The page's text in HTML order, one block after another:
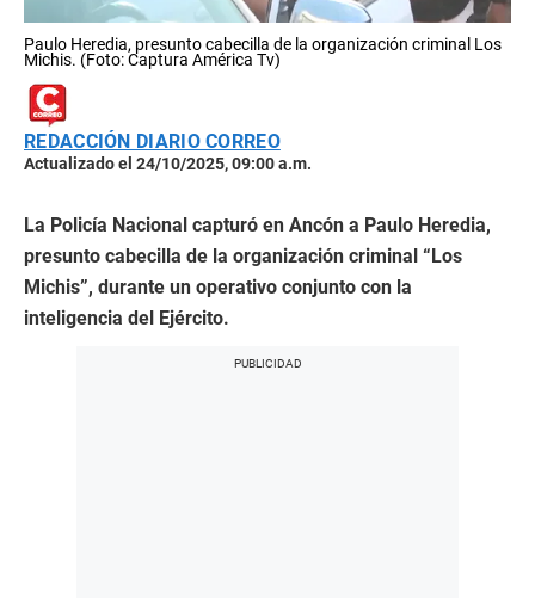
Paulo Heredia, presunto cabecilla de la organización criminal Los
Michis. (Foto: Captura América Tv)
REDACCIÓN DIARIO CORREO
Actualizado el 24/10/2025, 09:00 a.m.
La Policía Nacional capturó en Ancón a Paulo Heredia,
presunto cabecilla de la organización criminal “Los
Michis”, durante un operativo conjunto con la
inteligencia del Ejército.